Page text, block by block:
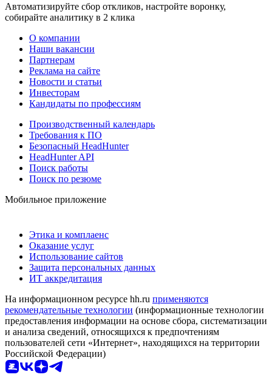
Автоматизируйте сбор откликов, настройте воронку,
собирайте аналитику в 2 клика
О компании
Наши вакансии
Партнерам
Реклама на сайте
Новости и статьи
Инвесторам
Кандидаты по профессиям
Производственный календарь
Требования к ПО
Безопасный HeadHunter
HeadHunter API
Поиск работы
Поиск по резюме
Мобильное приложение
Этика и комплаенс
Оказание услуг
Использование сайтов
Защита персональных данных
ИТ аккредитация
На информационном ресурсе hh.ru применяются
рекомендательные технологии (информационные технологии
предоставления информации на основе сбора, систематизации
и анализа сведений, относящихся к предпочтениям
пользователей сети «Интернет», находящихся на территории
Российской Федерации)